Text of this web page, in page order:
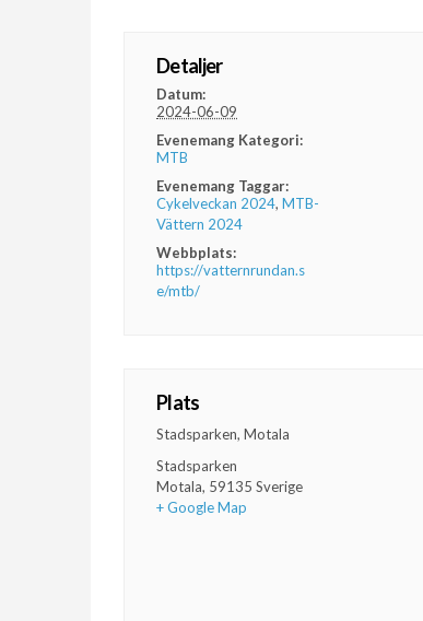
Detaljer
Datum:
2024-06-09
Evenemang Kategori:
MTB
Evenemang Taggar:
Cykelveckan 2024,MTB-
Vättern 2024
Webbplats:
https://vatternrundan.s
e/mtb/
Plats
Stadsparken, Motala
Stadsparken
Motala, 59135 Sverige
+ Google Map